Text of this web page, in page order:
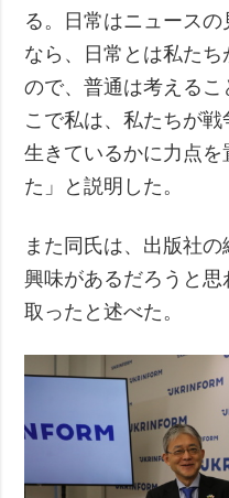
る。日常はニュース
なら、日常とは私た
ので、普通は考える
こで私は、私たちが
生きているかに力点
た」と説明した。
また同氏は、出版社
興味があるだろうと
取ったと述べた。